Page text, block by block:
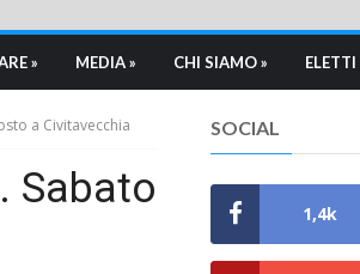
» MEDIA » CHI SIAMO » ELETTI
a Civitavecchia
Sabato
SOCIAL
1,4k